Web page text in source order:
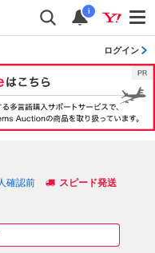
i
ログイン
確認前
スピード発送